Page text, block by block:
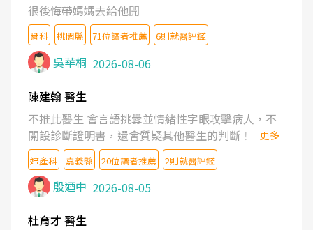
很後悔帶媽媽去給他開
骨科 桃園縣 71位讀者推薦 6則就醫評鑑
吳華桐 2026-08-06
陳建翰 醫生
不推此醫生 會言語挑釁並情緒性字眼攻擊病人，不
開設診斷證明書，還會質疑其他醫生的判斷！
更多
婦產科 嘉義縣 20位讀者推薦 2則就醫評鑑
殷迺中 2026-08-05
杜育才 醫生